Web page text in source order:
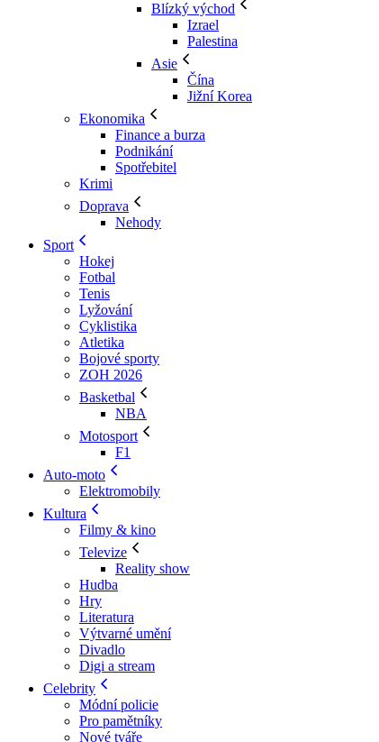
Blízký východ
Izrael
Palestina
Asie
Čína
Jižní Korea
Ekonomika
Finance a burza
Podnikání
Spotřebitel
Krimi
Doprava
Nehody
Sport
Hokej
Fotbal
Tenis
Lyžování
Cyklistika
Atletika
Bojové sporty
ZOH 2026
Basketbal
NBA
Motosport
F1
Auto-moto
Elektromobily
Kultura
Filmy & kino
Televize
Reality show
Hudba
Hry
Literatura
Výtvarné umění
Divadlo
Digi a stream
Celebrity
Módní policie
Pro pamětníky
Nové tváře